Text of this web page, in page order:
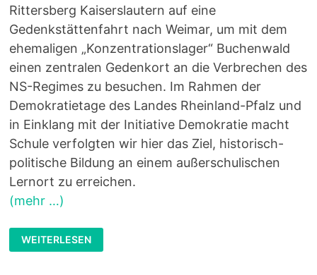
Rittersberg Kaiserslautern auf eine
Gedenkstättenfahrt nach Weimar, um mit dem
ehemaligen „Konzentrationslager“ Buchenwald
einen zentralen Gedenkort an die Verbrechen des
NS-Regimes zu besuchen. Im Rahmen der
Demokratietage des Landes Rheinland-Pfalz und
in Einklang mit der Initiative Demokratie macht
Schule verfolgten wir hier das Ziel, historisch-
politische Bildung an einem außerschulischen
Lernort zu erreichen.
(mehr …)
GEDENKSTÄTTENFAHRT
DER
10.
WEITERLESEN